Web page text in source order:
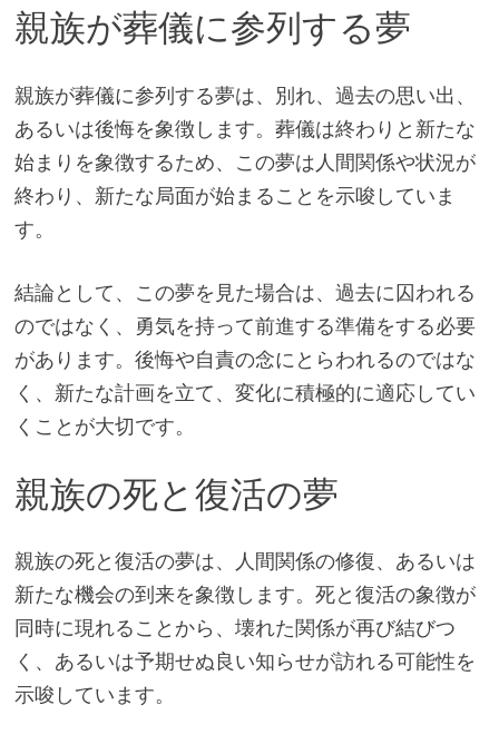
親族が葬儀に参列する夢
親族が葬儀に参列する夢は、別れ、過去の思い出、
あるいは後悔を象徴します。葬儀は終わりと新たな
始まりを象徴するため、この夢は人間関係や状況が
終わり、新たな局面が始まることを示唆していま
す。
結論として、この夢を見た場合は、過去に囚われる
のではなく、勇気を持って前進する準備をする必要
があります。後悔や自責の念にとらわれるのではな
く、新たな計画を立て、変化に積極的に適応してい
くことが大切です。
親族の死と復活の夢
親族の死と復活の夢は、人間関係の修復、あるいは
新たな機会の到来を象徴します。死と復活の象徴が
同時に現れることから、壊れた関係が再び結びつ
く、あるいは予期せぬ良い知らせが訪れる可能性を
示唆しています。